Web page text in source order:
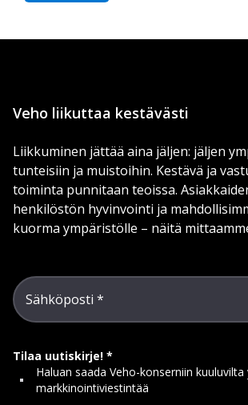
Veho liikuttaa kestävästi
Liikkuminen jättää aina jäljen: jäljen
tunteisiin ja muistoihin. Kestävä ja
toiminta punnitaan teoissa.
henkilöstön hyvinvointi ja
kuorma ympäristölle – näitä
Sähköposti
Tilaa uutiskirje!
Haluan saada Veho-konserniin
markkinointiviestintää